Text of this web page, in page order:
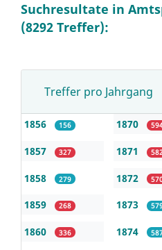
Suchresultate in
(8292 Treffer):
Treffer pro Jahrgang
1856 156
1857 327
1858 279
1859 268
1860 336
1870
1871
1872
1873
1874